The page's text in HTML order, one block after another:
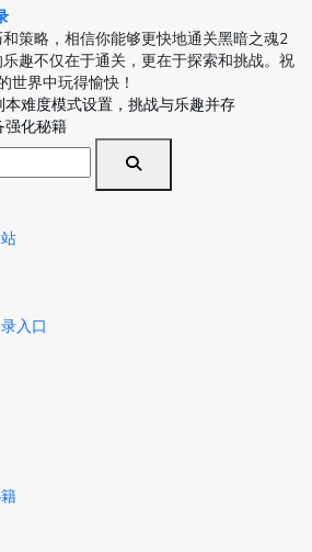
策略，相信你能够更快地通关黑暗之魂2
趣不仅在于通关，更在于探索和挑战。祝
世界中玩得愉快！
本难度模式设置，挑战与乐趣并存
强化秘籍
入口